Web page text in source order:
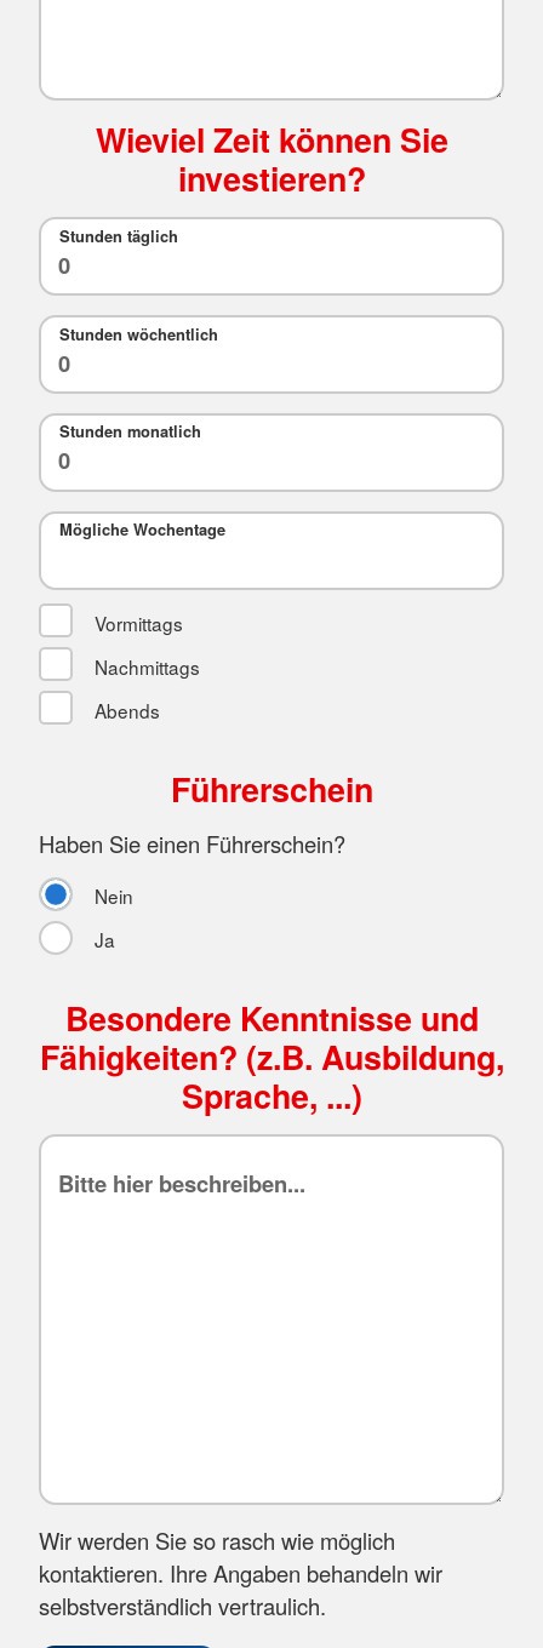
Wieviel Zeit können Sie
investieren?
Stunden täglich
Stunden wöchentlich
Stunden monatlich
Mögliche Wochentage
Vormittags
Nachmittags
Abends
Führerschein
Haben Sie einen Führerschein?
Nein
Ja
Besondere Kenntnisse und
Fähigkeiten? (z.B. Ausbildung,
Sprache, ...)
Wir werden Sie so rasch wie möglich
kontaktieren. Ihre Angaben behandeln wir
selbstverständlich vertraulich.